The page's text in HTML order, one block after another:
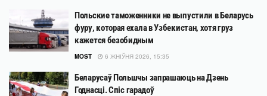
Польские таможенники не выпустили в Беларусь
фуру, которая ехала в Узбекистан, хотя груз
кажется безобидным
MOST 6 ЖНІЎНЯ 2026, 15:35
Беларусаў Польшчы запрашаюць на Дзень
Годнасці. Спіс гарадоў